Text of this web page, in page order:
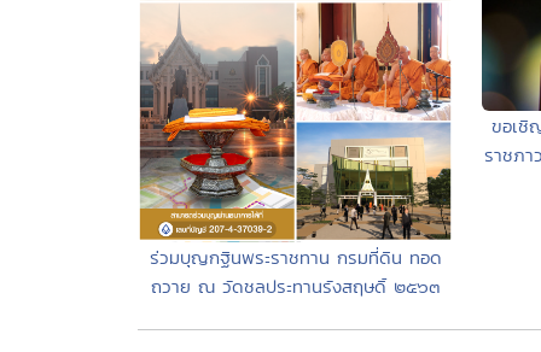
ร่วมบุญกฐินพระราชทาน กรมที่ดิน ทอด
ถวาย ณ วัดชลประทานรังสฤษดิ์ ๒๕๖๓
ขอเชิ
ราชภ